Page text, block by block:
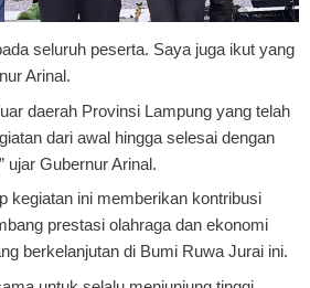
seluruh peserta. Saya juga ikut yang
Arinal.
daerah Provinsi Lampung yang telah
dari awal hingga selesai dengan
ujar Gubernur Arinal.
kegiatan ini memberikan kontribusi
prestasi olahraga dan ekonomi
berkelanjutan di Bumi Ruwa Jurai ini.